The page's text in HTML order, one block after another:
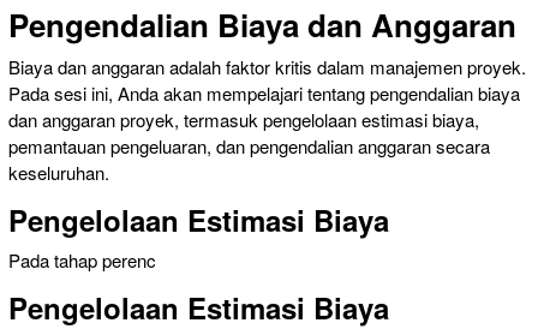
Pengendalian Biaya dan Anggaran
Biaya dan anggaran adalah faktor kritis dalam manajemen proyek.
Pada sesi ini, Anda akan mempelajari tentang pengendalian biaya
dan anggaran proyek, termasuk pengelolaan estimasi biaya,
pemantauan pengeluaran, dan pengendalian anggaran secara
keseluruhan.
Pengelolaan Estimasi Biaya
Pada tahap perenc
Pengelolaan Estimasi Biaya